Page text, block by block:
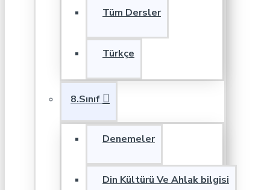
Tüm Dersler
Türkçe
8.Sınıf
Denemeler
Din Kültürü Ve Ahlak bilgisi